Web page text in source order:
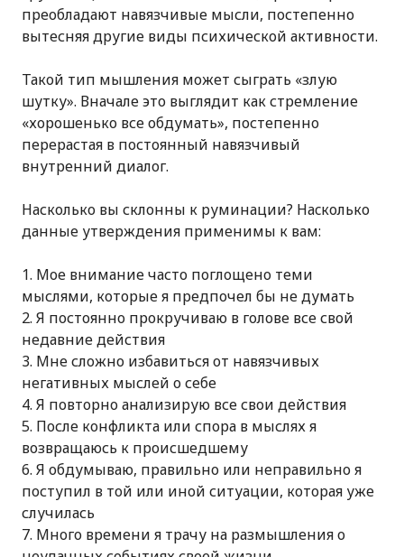
преобладают навязчивые мысли, постепенно
вытесняя другие виды психической активности.
Такой тип мышления может сыграть «злую
шутку». Вначале это выглядит как стремление
«хорошенько все обдумать», постепенно
перерастая в постоянный навязчивый
внутренний диалог.
Насколько вы склонны к руминации? Наcколько
данные утверждения применимы к вам:
Мое внимание часто поглощено теми
мыслями, которые я предпочел бы не думать
Я постоянно прокручиваю в голове все свой
недавние действия
Мне сложно избавиться от навязчивых
негативных мыслей о себе
Я повторно анализирую все свои действия
После конфликта или спора в мыслях я
возвращаюсь к происшедшему
Я обдумываю, правильно или неправильно я
поступил в той или иной ситуации, которая уже
случилась
Много времени я трачу на размышления о